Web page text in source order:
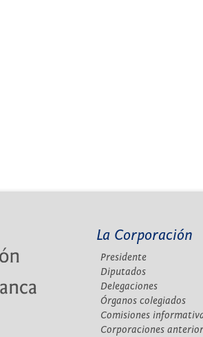
La Corporación
Presidente
Diputados
Delegaciones
Órganos colegiados
Comisiones
Corporaciones